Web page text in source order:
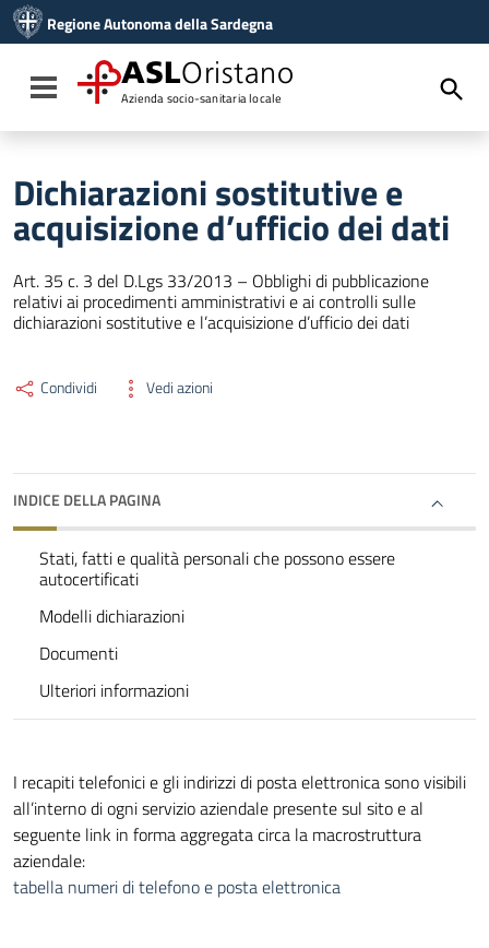
Vai al menu di navigazione
Vai al footer
Regione Autonoma della Sardegna
Toggle navigation
ASLOristano
Azienda socio-sanitaria locale
Dichiarazioni sostitutive e
acquisizione d’ufficio dei dati
Art. 35 c. 3 del D.Lgs 33/2013 – Obblighi di pubblicazione
relativi ai procedimenti amministrativi e ai controlli sulle
dichiarazioni sostitutive e l’acquisizione d’ufficio dei dati
Condividi Vedi azioni
INDICE DELLA PAGINA
Stati, fatti e qualità personali che possono essere
autocertificati
Modelli dichiarazioni
Documenti
Ulteriori informazioni
I recapiti telefonici e gli indirizzi di posta elettronica sono visibili
all’interno di ogni servizio aziendale presente sul sito e al
seguente link in forma aggregata circa la macrostruttura
aziendale:
tabella numeri di telefono e posta elettronica